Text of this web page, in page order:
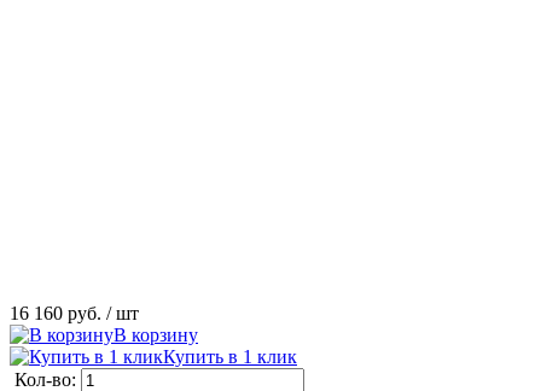
16 160 руб. / шт
В корзину
Купить в 1 клик
Кол-во: